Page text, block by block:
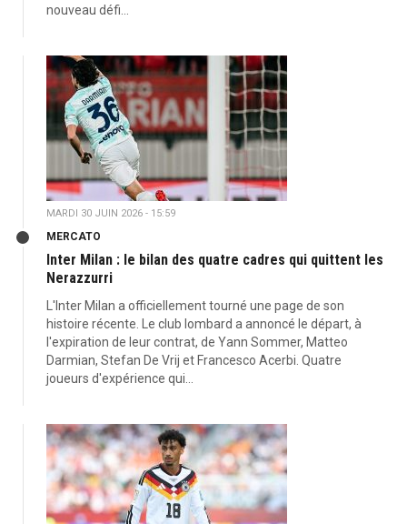
nouveau défi...
MARDI 30 JUIN 2026 - 15:59
MERCATO
Inter Milan : le bilan des quatre cadres qui quittent les
Nerazzurri
L'Inter Milan a officiellement tourné une page de son
histoire récente. Le club lombard a annoncé le départ, à
l'expiration de leur contrat, de Yann Sommer, Matteo
Darmian, Stefan De Vrij et Francesco Acerbi. Quatre
joueurs d'expérience qui...